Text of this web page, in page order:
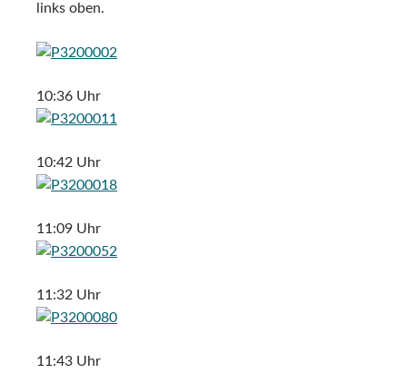
links oben.
10:36 Uhr
10:42 Uhr
11:09 Uhr
11:32 Uhr
11:43 Uhr